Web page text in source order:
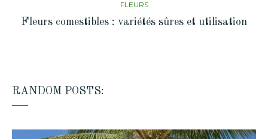
FLEURS
Fleurs comestibles : variétés sûres et utilisation
RANDOM POSTS: